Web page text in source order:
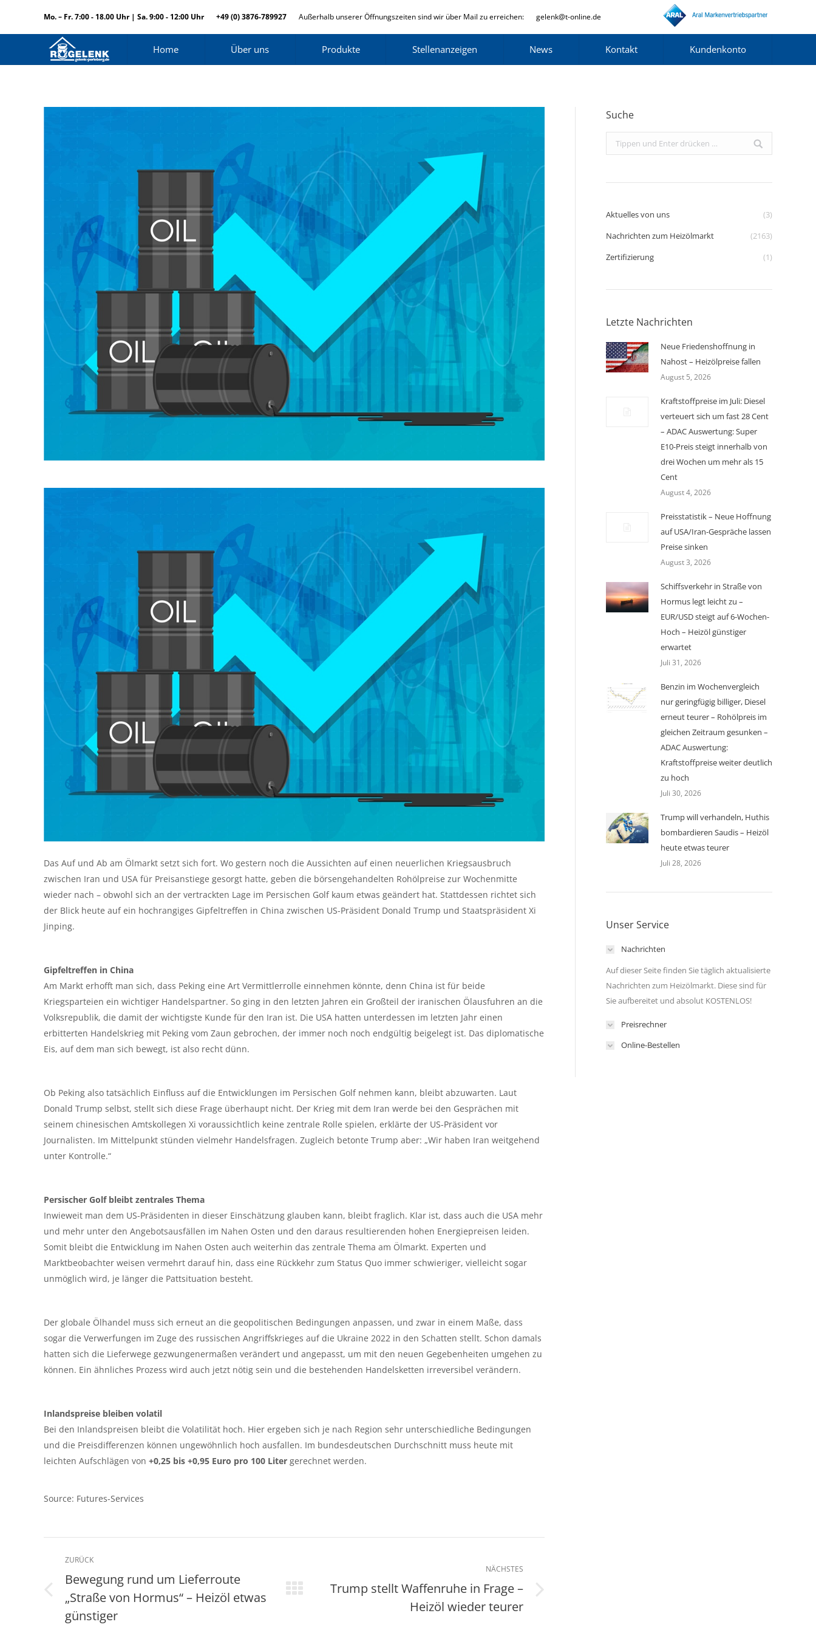
Mo. – Fr. 7:00 - 18.00 Uhr | Sa. 9:00 - 12:00 Uhr +49 (0) 3876-789927 Außerhalb unserer Öffnungszeiten sind wir über Mail zu erreichen: gelenk@t-online.de
Home Über uns Produkte Stellenanzeigen News Kontakt Kundenkonto
Das Auf und Ab am Ölmarkt setzt sich fort. Wo gestern noch die Aussichten auf einen neuerlichen Kriegsausbruch
zwischen Iran und USA für Preisanstiege gesorgt hatte, geben die börsengehandelten Rohölpreise zur Wochenmitte
wieder nach – obwohl sich an der vertrackten Lage im Persischen Golf kaum etwas geändert hat. Stattdessen richtet sich
der Blick heute auf ein hochrangiges Gipfeltreffen in China zwischen US-Präsident Donald Trump und Staatspräsident Xi
Jinping.
Gipfeltreffen in China
Am Markt erhofft man sich, dass Peking eine Art Vermittlerrolle einnehmen könnte, denn China ist für beide
Kriegsparteien ein wichtiger Handelspartner. So ging in den letzten Jahren ein Großteil der iranischen Ölausfuhren an die
Volksrepublik, die damit der wichtigste Kunde für den Iran ist. Die USA hatten unterdessen im letzten Jahr einen
erbitterten Handelskrieg mit Peking vom Zaun gebrochen, der immer noch noch endgültig beigelegt ist. Das diplomatische
Eis, auf dem man sich bewegt, ist also recht dünn.
Ob Peking also tatsächlich Einfluss auf die Entwicklungen im Persischen Golf nehmen kann, bleibt abzuwarten. Laut
Donald Trump selbst, stellt sich diese Frage überhaupt nicht. Der Krieg mit dem Iran werde bei den Gesprächen mit
seinem chinesischen Amtskollegen Xi voraussichtlich keine zentrale Rolle spielen, erklärte der US-Präsident vor
Journalisten. Im Mittelpunkt stünden vielmehr Handelsfragen. Zugleich betonte Trump aber: „Wir haben Iran weitgehend
unter Kontrolle.“
Persischer Golf bleibt zentrales Thema
Inwieweit man dem US-Präsidenten in dieser Einschätzung glauben kann, bleibt fraglich. Klar ist, dass auch die USA mehr
und mehr unter den Angebotsausfällen im Nahen Osten und den daraus resultierenden hohen Energiepreisen leiden.
Somit bleibt die Entwicklung im Nahen Osten auch weiterhin das zentrale Thema am Ölmarkt. Experten und
Marktbeobachter weisen vermehrt darauf hin, dass eine Rückkehr zum Status Quo immer schwieriger, vielleicht sogar
unmöglich wird, je länger die Pattsituation besteht.
Der globale Ölhandel muss sich erneut an die geopolitischen Bedingungen anpassen, und zwar in einem Maße, dass
sogar die Verwerfungen im Zuge des russischen Angriffskrieges auf die Ukraine 2022 in den Schatten stellt. Schon damals
hatten sich die Lieferwege gezwungenermaßen verändert und angepasst, um mit den neuen Gegebenheiten umgehen zu
können. Ein ähnliches Prozess wird auch jetzt nötig sein und die bestehenden Handelsketten irreversibel verändern.
Inlandspreise bleiben volatil
Bei den Inlandspreisen bleibt die Volatilität hoch. Hier ergeben sich je nach Region sehr unterschiedliche Bedingungen
und die Preisdifferenzen können ungewöhnlich hoch ausfallen. Im bundesdeutschen Durchschnitt muss heute mit
leichten Aufschlägen von +0,25 bis +0,95 Euro pro 100 Liter gerechnet werden.
Source: Futures-Services
Kommentarnavigation
ZURÜCK
Vorheriger
Beitrag:
Bewegung rund um Lieferroute
„Straße von Hormus“ – Heizöl etwas
günstiger
NÄCHSTES
Nächster
Trump stellt Waffenruhe in Frage –
Heizöl wieder teurer
Suche
Search:
Aktuelles von uns
(3)
Nachrichten zum Heizölmarkt
(2163)
Zertifizierung
(1)
Letzte Nachrichten
Neue Friedenshoffnung in
Nahost – Heizölpreise fallen
August 5, 2026
Kraftstoffpreise im Juli: Diesel
verteuert sich um fast 28 Cent
– ADAC Auswertung: Super
E10-Preis steigt innerhalb von
drei Wochen um mehr als 15
Cent
August 4, 2026
Preisstatistik – Neue Hoffnung
auf USA/Iran-Gespräche lassen
Preise sinken
August 3, 2026
Schiffsverkehr in Straße von
Hormus legt leicht zu –
EUR/USD steigt auf 6-Wochen-
Hoch – Heizöl günstiger
erwartet
Juli 31, 2026
Benzin im Wochenvergleich
nur geringfügig billiger, Diesel
erneut teurer – Rohölpreis im
gleichen Zeitraum gesunken –
ADAC Auswertung:
Kraftstoffpreise weiter deutlich
zu hoch
Juli 30, 2026
Trump will verhandeln, Huthis
bombardieren Saudis – Heizöl
heute etwas teurer
Juli 28, 2026
Unser Service
Nachrichten
Auf dieser Seite finden Sie täglich aktualisierte
Nachrichten zum Heizölmarkt. Diese sind für
Sie aufbereitet und absolut KOSTENLOS!
Preisrechner
Online-Bestellen